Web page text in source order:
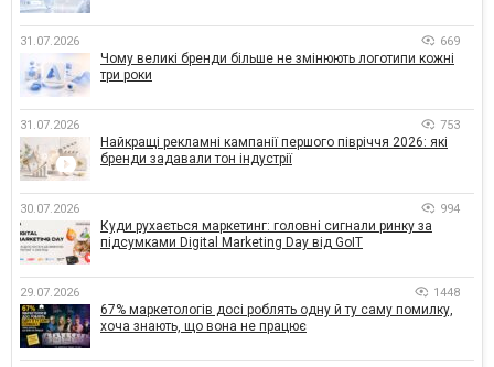
31.07.2026 669
Чому великі бренди більше не змінюють логотипи кожні
три роки
31.07.2026 753
Найкращі рекламні кампанії першого півріччя 2026: які
бренди задавали тон індустрії
30.07.2026 994
Куди рухається маркетинг: головні сигнали ринку за
підсумками Digital Marketing Day від GoIT
29.07.2026 1448
67% маркетологів досі роблять одну й ту саму помилку,
хоча знають, що вона не працює